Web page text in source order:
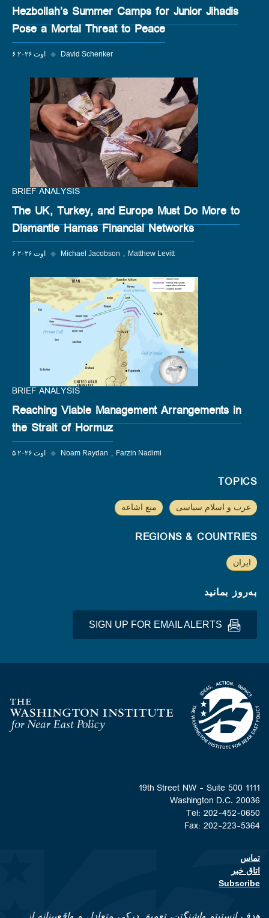
Hezbollah’s Summer Camps for Junior Jihadis
Pose a Mortal Threat to Peace
۶ اوت ۲۰۲۶ ◆ David Schenker
BRIEF ANALYSIS
The UK, Turkey, and Europe Must Do More to
Dismantle Hamas Financial Networks
۶ اوت ۲۰۲۶ ◆ Michael Jacobson Matthew Levitt
BRIEF ANALYSIS
Reaching Viable Management Arrangements in
the Strait of Hormuz
۵ اوت ۲۰۲۶ ◆ Noam Raydan Farzin Nadimi
TOPICS
عرب و اسلام سیاسی منع اشاعه
REGIONS & COUNTRIES
ایران
به‌روز بمانید
Homepage
1111 19th Street NW - Suite 500
Washington D.C. 20036
Tel: 202-452-0650
Fax: 202-223-5364
Footer contact links
تماس
اتاق خبر
Subscribe